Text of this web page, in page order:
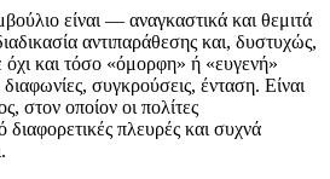
είναι — αναγκαστικά και θεμιτά
αντιπαράθεσης και, δυστυχώς,
όχι και τόσο «όμορφη» ή «ευγενή»
συγκρούσεις, ένταση. Είναι
στον οποίον οι πολίτες
πλευρές και συχνά